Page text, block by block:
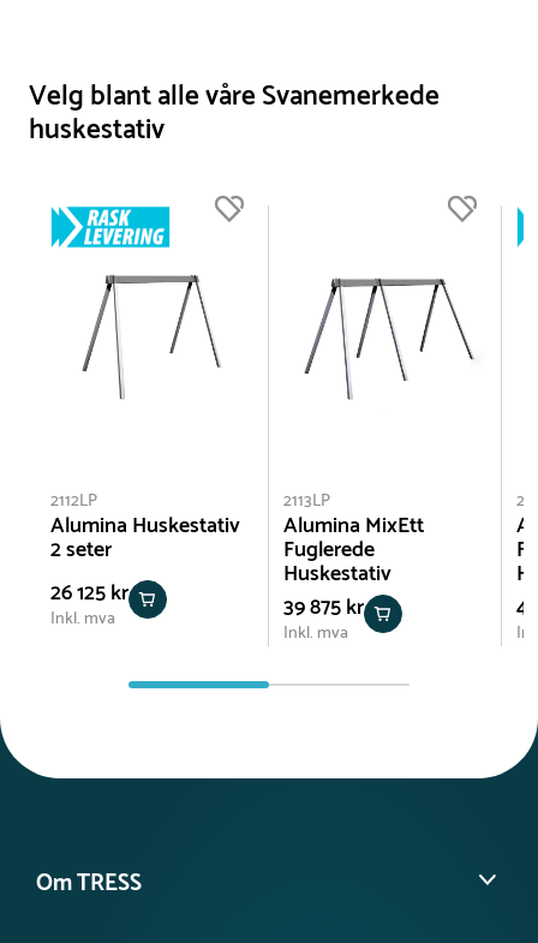
Velg blant alle våre Svanemerkede
huskestativ
2112LP
Alumina Huskestativ
2 seter
26 125 kr
Inkl. mva
2113LP
Alumina MixEtt
Fuglerede
Huskestativ
39 875 kr
Inkl. mva
Om TRESS